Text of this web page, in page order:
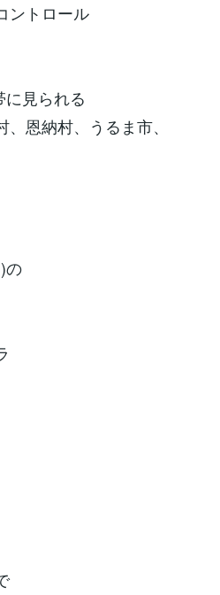
ントロール
見られる
恩納村、うるま市、
の